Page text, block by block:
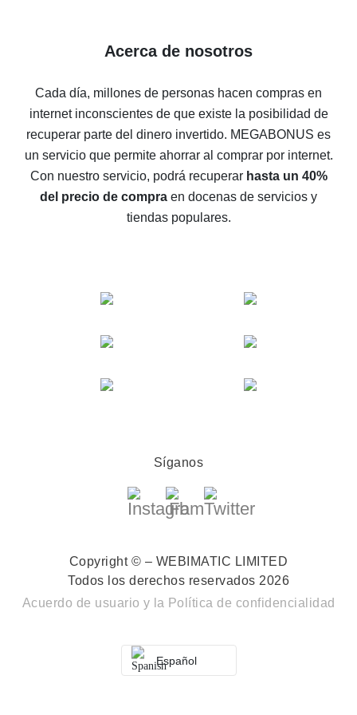
compras
AliExpress
Cómo obtener el reembolso en AliExpress: formas
sencillas de recuperar el dinero
Reembolso del 10% en AliExpress: lo imposible es
posible
El reembolso más rentable en AliExpress: cómo
encontrarlo
Acerca de nosotros
Cada día, millones de personas hacen compras en
internet inconscientes de que existe la posibilidad de
recuperar parte del dinero invertido. MEGABONUS es
un servicio que permite ahorrar al comprar por internet.
Con nuestro servicio, podrá recuperar hasta un 40%
del precio de compra en docenas de servicios y
tiendas populares.
Síganos
Copyright © – WEBIMATIC LIMITED
Todos los derechos reservados 2026
Acuerdo de usuario y la Política de confidencialidad
Español